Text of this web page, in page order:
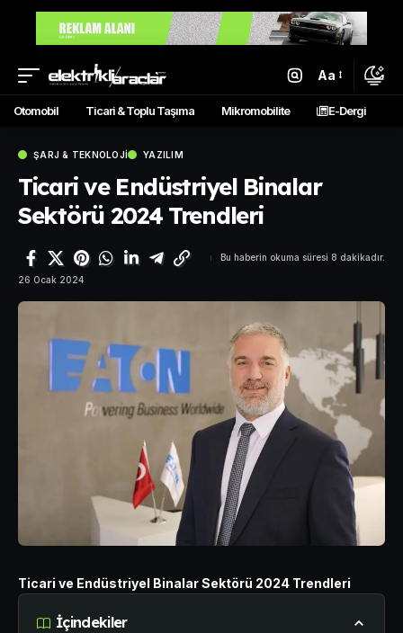
Aa
Otomobil Ticari & Toplu Taşıma Mikromobilite E-Dergi
ŞARJ & TEKNOLOJI YAZILIM
Ticari ve Endüstriyel Binalar
Sektörü 2024 Trendleri
26 Ocak 2024
Bu haberin okuma süresi 8 dakikadır.
Ticari ve Endüstriyel Binalar Sektörü 2024 Trendleri
İçindekiler